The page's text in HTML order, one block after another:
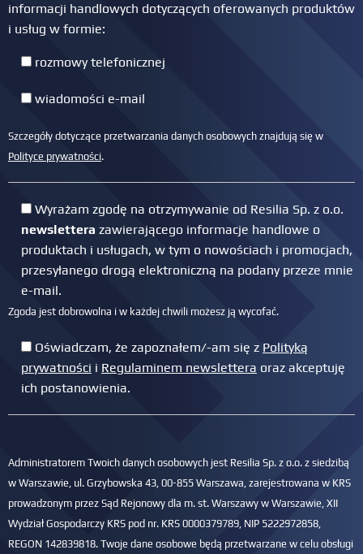
informacji handlowych dotyczących oferowanych produktów
i usług w formie:
rozmowy telefonicznej
wiadomości e-mail
Szczegóły dotyczące przetwarzania danych osobowych znajdują się w
Polityce prywatności.
Wyrażam zgodę na otrzymywanie od Resilia Sp. z o.o.
newslettera zawierającego informacje handlowe o
produktach i usługach, w tym o nowościach i promocjach,
przesyłanego drogą elektroniczną na podany przeze mnie
e-mail.
Zgoda jest dobrowolna i w każdej chwili możesz ją wycofać.
Oświadczam, że zapoznałem/-am się z Polityką
prywatności i Regulaminem newslettera oraz akceptuję
ich postanowienia.
Administratorem Twoich danych osobowych jest Resilia Sp. z o.o. z siedzibą
w Warszawie, ul. Grzybowska 43, 00-855 Warszawa, zarejestrowana w KRS
prowadzonym przez Sąd Rejonowy dla m. st. Warszawy w Warszawie, XII
Wydział Gospodarczy KRS pod nr. KRS 0000379789, NIP 5222972858,
REGON 142839818. Twoje dane osobowe będą przetwarzane w celu obsługi